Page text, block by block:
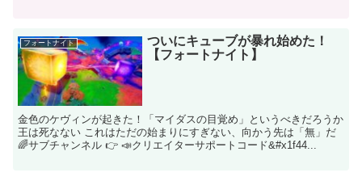
フォートナイト
ついにキューブが暴れ始めた！
【フォートナイト】
金色のケヴィンが起きた！「マイダスの目覚め」というべきだろうか
王は死なない これはただの始まりにすぎない、向かう先は「無」だ
🌈サブチャンネル 👉 📣クリエイターサポートコード&#x1f44...